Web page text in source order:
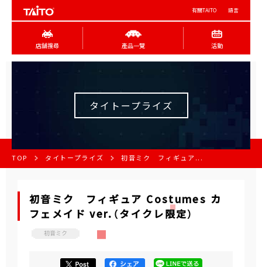
有關TAITO 語言
店舖搜尋 產品一覽 活動
タイトープライズ
TOP タイトープライズ 初音ミク フィギュア...
初音ミク フィギュア Costumes カ
フェメイド ver.（タイクレ限定）
初音ミク